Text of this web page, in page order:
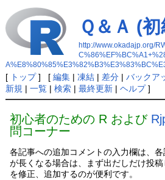
Ｑ＆Ａ (
http://www.okadajp.org/
[ トップ] [ 編集| 凍結| 差分| バックア
新規 | 一覧| 検索| 最終更新| ヘルプ]
初心者のための R および
問コーナー
各記事への追加コメントの入力欄は、
が長くなる場合は、まず出だしだけ投
を修正、追加するのが便利です。